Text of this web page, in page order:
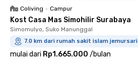
Coliving • Campur
Kost Casa Mas Simohilir Surabaya
Simomulyo, Suko Manunggal
7.0 km dari rumah sakit islam jemursari
mulai dari Rp1.665.000 /bulan